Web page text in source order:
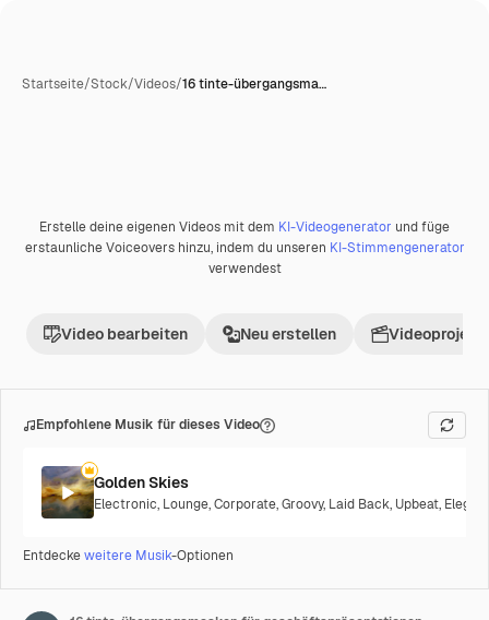
Startseite/Stock/Videos/16 tinte-übergangsma…
Premium
Erstelle deine eigenen Videos mit dem KI-Videogenerator und füge
erstaunliche Voiceovers hinzu, indem du unseren KI-Stimmengenerator
verwendest
Video bearbeiten Neu erstellen Videoprojekt
Empfohlene Musik für dieses Video
Golden Skies
Electronic, Lounge,Corporate,Groovy, Laid Back, Upbeat,
Entdeckeweitere Musik-Optionen